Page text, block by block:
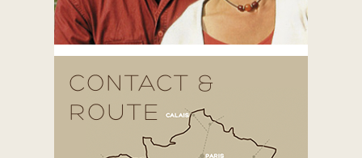
CONTACT &
ROUTE